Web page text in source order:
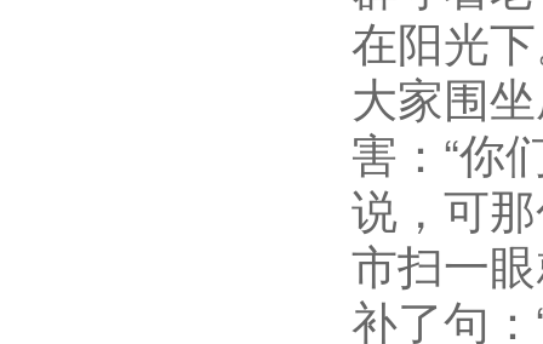
在阳光
大家围
害： “你
说，可
市扫一
补了句